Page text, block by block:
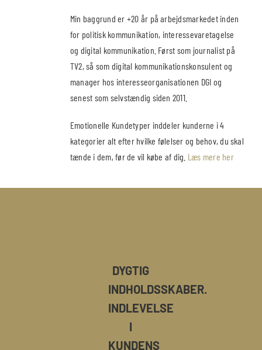
Min baggrund er +20 år på arbejdsmarkedet inden
for politisk kommunikation, interessevaretagelse
og digital kommunikation. Først som journalist på
TV2, så som digital kommunikationskonsulent og
manager hos interesseorganisationen DGI og
senest som selvstændig siden 2011.
Emotionelle Kundetyper inddeler kunderne i 4
kategorier alt efter hvilke følelser og behov, du skal
tænde i dem, før de vil købe af dig. Læs mere her
DYGTIG
INDHOLDSSKABER.
INDLEVELSE
I
KUNDENS